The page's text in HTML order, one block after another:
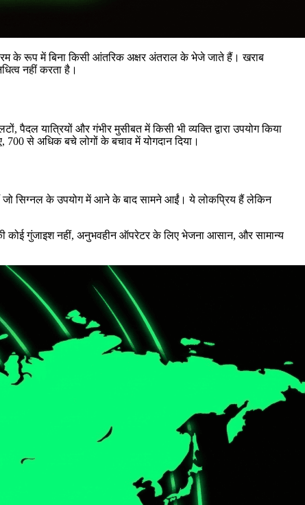
के रूप में बिना किसी आंतरिक अक्षर अंतराल के भेजे जाते हैं। खराब
नहीं करता है।
यात्रियों और गंभीर मुसीबत में किसी भी व्यक्ति द्वारा उपयोग किया
से अधिक बचे लोगों के बचाव में योगदान दिया।
जो सिग्नल के उपयोग में आने के बाद सामने आईं। ये लोकप्रिय हैं लेकिन
कोई गुंजाइश नहीं, अनुभवहीन ऑपरेटर के लिए भेजना आसान, और सामान्य